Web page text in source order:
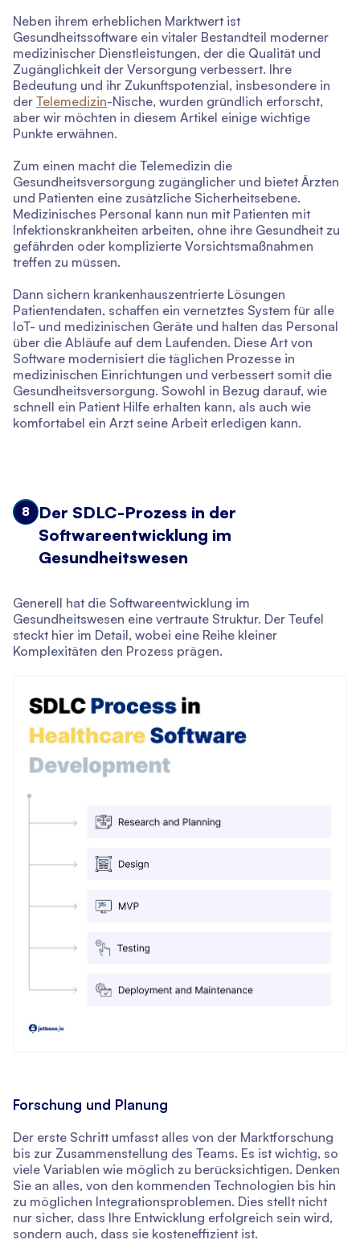
Neben ihrem erheblichen Marktwert ist
Gesundheitssoftware ein vitaler Bestandteil moderner
medizinischer Dienstleistungen, der die Qualität und
Zugänglichkeit der Versorgung verbessert. Ihre
Bedeutung und ihr Zukunftspotenzial, insbesondere in
der Telemedizin-Nische, wurden gründlich erforscht,
aber wir möchten in diesem Artikel einige wichtige
Punkte erwähnen.
Zum einen macht die Telemedizin die
Gesundheitsversorgung zugänglicher und bietet Ärzten
und Patienten eine zusätzliche Sicherheitsebene.
Medizinisches Personal kann nun mit Patienten mit
Infektionskrankheiten arbeiten, ohne ihre Gesundheit zu
gefährden oder komplizierte Vorsichtsmaßnahmen
treffen zu müssen.
Dann sichern krankenhauszentrierte Lösungen
Patientendaten, schaffen ein vernetztes System für alle
IoT- und medizinischen Geräte und halten das Personal
über die Abläufe auf dem Laufenden. Diese Art von
Software modernisiert die täglichen Prozesse in
medizinischen Einrichtungen und verbessert somit die
Gesundheitsversorgung. Sowohl in Bezug darauf, wie
schnell ein Patient Hilfe erhalten kann, als auch wie
komfortabel ein Arzt seine Arbeit erledigen kann.
8
Der SDLC-Prozess in der
Softwareentwicklung im
Gesundheitswesen
Generell hat die Softwareentwicklung im
Gesundheitswesen eine vertraute Struktur. Der Teufel
steckt hier im Detail, wobei eine Reihe kleiner
Komplexitäten den Prozess prägen.
Forschung und Planung
Der erste Schritt umfasst alles von der Marktforschung
bis zur Zusammenstellung des Teams. Es ist wichtig, so
viele Variablen wie möglich zu berücksichtigen. Denken
Sie an alles, von den kommenden Technologien bis hin
zu möglichen Integrationsproblemen. Dies stellt nicht
nur sicher, dass Ihre Entwicklung erfolgreich sein wird,
sondern auch, dass sie kosteneffizient ist.